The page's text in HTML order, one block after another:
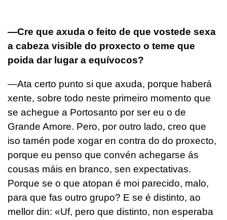
—Cre que axuda o feito de que vostede sexa
a cabeza visible do proxecto o teme que
poida dar lugar a equívocos?
—Ata certo punto si que axuda, porque haberá
xente, sobre todo neste primeiro momento que
se achegue a Portosanto por ser eu o de
Grande Amore. Pero, por outro lado, creo que
iso tamén pode xogar en contra do do proxecto,
porque eu penso que convén achegarse ás
cousas máis en branco, sen expectativas.
Porque se o que atopan é moi parecido, malo,
para que fas outro grupo? E se é distinto, ao
mellor din: «Uf, pero que distinto, non esperaba